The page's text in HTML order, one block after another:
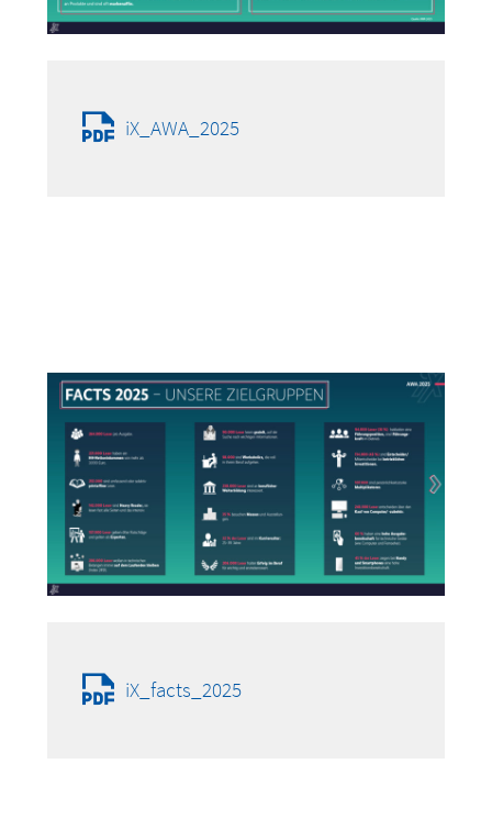
iX_AWA_2025
iX_facts_2025